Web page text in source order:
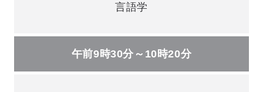
言語学
午前9時30分～10時20分